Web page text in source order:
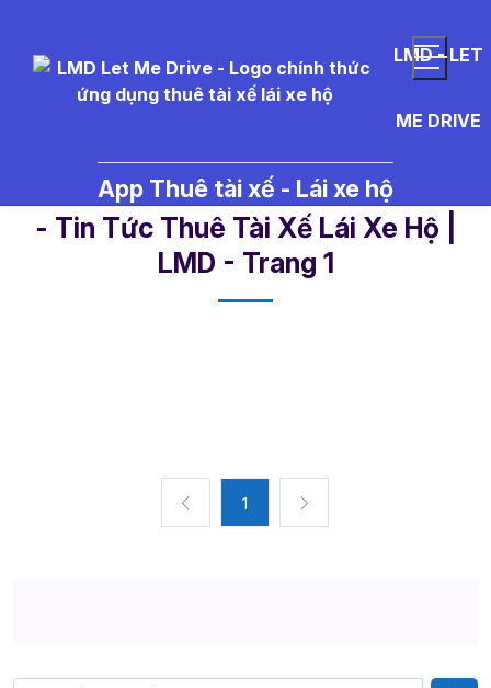
LMD - LET
ME DRIVE
App Thuê tài xế - Lái xe hộ
- Tin Tức Thuê Tài Xế Lái Xe Hộ |
LMD - Trang 1​
1